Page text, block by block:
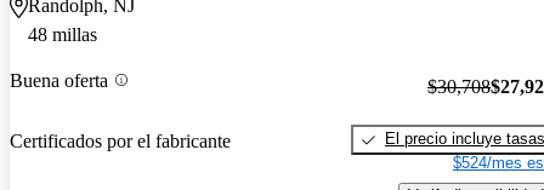
Randolph, NJ
48 millas
Buena oferta
Certificados por el fabricante
$30,708
El precio incluye tasas
$524/mes